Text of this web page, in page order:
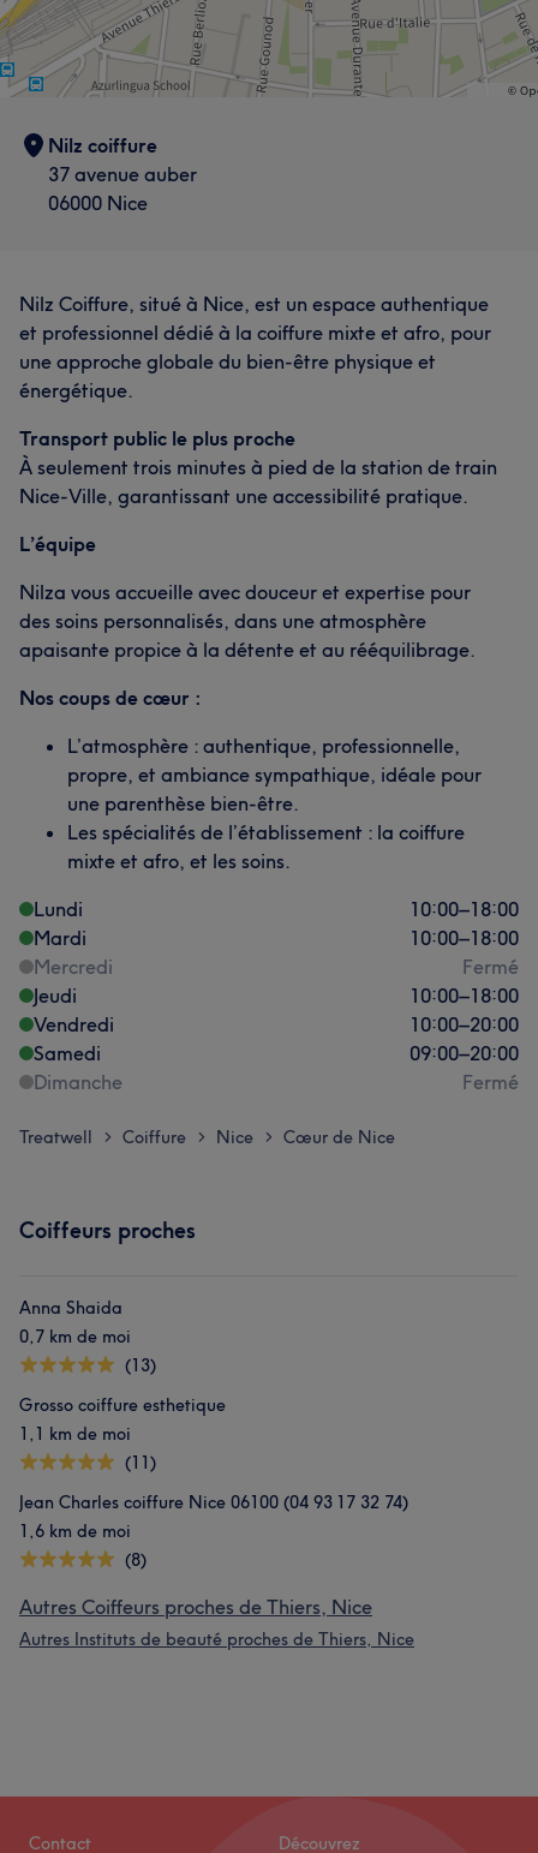
Nilz coiffure
37 avenue auber
06000 Nice
Nilz Coiffure, situé à Nice, est un espace authentique
et professionnel dédié à la coiffure mixte et afro, pour
une approche globale du bien-être physique et
énergétique.
Transport public le plus proche
À seulement trois minutes à pied de la station de train
Nice-Ville, garantissant une accessibilité pratique.
L’équipe
Nilza vous accueille avec douceur et expertise pour
des soins personnalisés, dans une atmosphère
apaisante propice à la détente et au rééquilibrage.
Nos coups de cœur :
L’atmosphère : authentique, professionnelle,
propre, et ambiance sympathique, idéale pour
une parenthèse bien-être.
Les spécialités de l’établissement : la coiffure
mixte et afro, et les soins.
Lundi
10:00–18:00
Mardi
10:00–18:00
Mercredi
Fermé
Jeudi
10:00–18:00
Vendredi
10:00–20:00
Samedi
09:00–20:00
Dimanche
Fermé
Treatwell > Coiffure > Nice > Cœur de Nice
Coiffeurs proches
Anna Shaida
0,7 km de moi
(13)
Grosso coiffure esthetique
1,1 km de moi
(11)
Jean Charles coiffure Nice 06100 (04 93 17 32 74)
1,6 km de moi
(8)
Autres Coiffeurs proches de Thiers, Nice
Autres Instituts de beauté proches de Thiers, Nice
Contact Découvrez